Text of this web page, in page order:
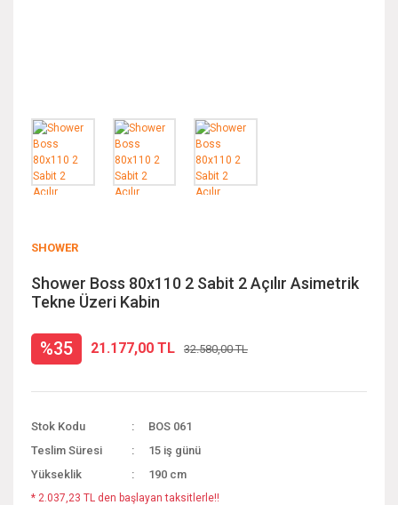
SHOWER
Shower Boss 80x110 2 Sabit 2 Açılır Asimetrik
Tekne Üzeri Kabin
%35 21.177,00 TL 32.580,00 TL
Stok Kodu
BOS 061
Teslim Süresi
15 iş günü
Yükseklik
190 cm
* 2.037,23 TL den başlayan taksitlerle!!